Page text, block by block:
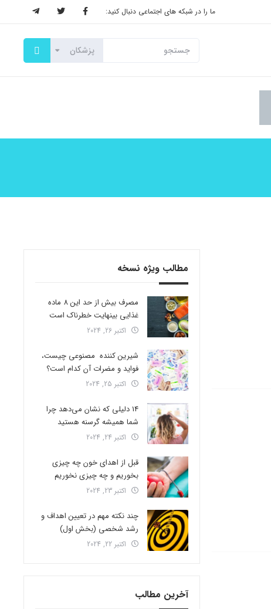
ما را در شبکه های اجتماعی دنبال کنید:
مطالب ویژه نسخه
مصرف بیش از حد این 8 ماده
غذایی بینهایت خطرناک است
اکتبر 26, 2024
شیرین کننده مصنوعی چیست،
فواید و مضرات آن کدام است؟
اکتبر 25, 2024
14 دلیلی که نشان می‌دهد چرا
شما همیشه گرسنه هستید
اکتبر 24, 2024
قبل از اهدای خون چه چیزی
بخوریم و چه چیزی نخوریم
اکتبر 23, 2024
چند نکته مهم در تعیین اهداف و
رشد شخصی (بخش اول)
اکتبر 22, 2024
آخرین مطالب